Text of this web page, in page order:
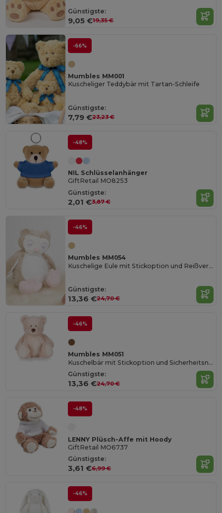
Günstigste:
9,05 €19,35 €
-66%
Mumbles MM001
Kuscheliger Teddybär mit Tartan-Schleife
Günstigste:
7,79 €23,23 €
-48%
NIL Schlüsselanhänger
GiftRetail MO8253
Günstigste:
2,01 €3,87 €
-46%
Mumbles MM054
Kuschelige Eule mit Stickoption und Reißverschluss
Günstigste:
13,36 €24,70 €
-46%
Mumbles MM051
Kuschelbär mit Stickoption und Sicherheitsnorm
Günstigste:
13,36 €24,70 €
-48%
LENNY Plüsch-Affe mit Hoody
GiftRetail MO6737
Günstigste:
3,61 €6,99 €
-46%